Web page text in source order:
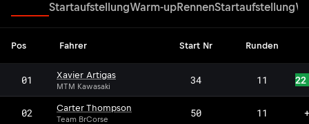
StartaufstellungWarm-upRennenStartaufstellung
Pos Fahrer Start Nr Runden
01 Xavier Artigas
MTM Kawasaki 34 11
02 Carter Thompson
Team BrCorse 50 11